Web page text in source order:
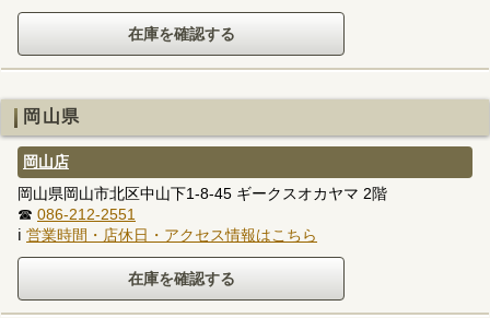
岡山県
岡山店
岡山県岡山市北区中山下1-8-45 ギークスオカヤマ 2階
☎ 086-212-2551
ℹ 営業時間・店休日・アクセス情報はこちら